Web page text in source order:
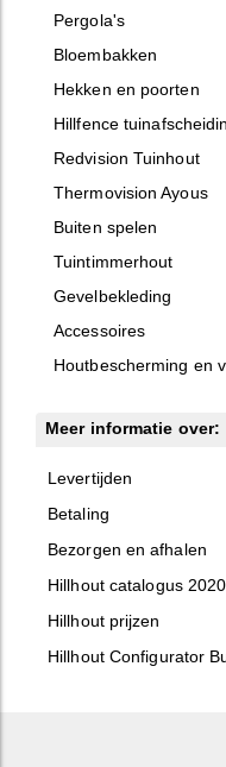
Pergola's
Bloembakken
Hekken en poorten
Hillfence
Redvision Tuinhout
Thermovision Ayous
Buiten spelen
Tuintimmerhout
Gevelbekleding
Accessoires
Houtbescherming en
Meer informatie over:
Levertijden
Betaling
Bezorgen en afhalen
Hillhout catalogus 2020
Hillhout prijzen
Hillhout Configurator